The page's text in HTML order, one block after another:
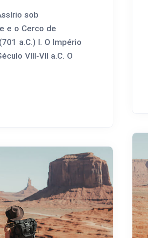
sob
e o Cerco de
a.C.) I. O Império
VIII-VII a.C. O